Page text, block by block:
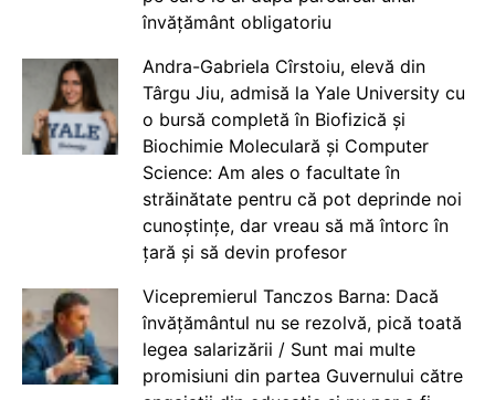
învățământ obligatoriu
Andra-Gabriela Cîrstoiu, elevă din
Târgu Jiu, admisă la Yale University cu
o bursă completă în Biofizică și
Biochimie Moleculară și Computer
Science: Am ales o facultate în
străinătate pentru că pot deprinde noi
cunoștințe, dar vreau să mă întorc în
țară și să devin profesor
Vicepremierul Tanczos Barna: Dacă
învățământul nu se rezolvă, pică toată
legea salarizării / Sunt mai multe
promisiuni din partea Guvernului către